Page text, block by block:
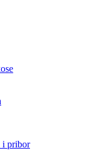
i pribor